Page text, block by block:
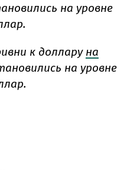
на уровне
к доллару на
на уровне